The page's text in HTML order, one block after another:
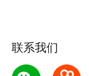
联系我们